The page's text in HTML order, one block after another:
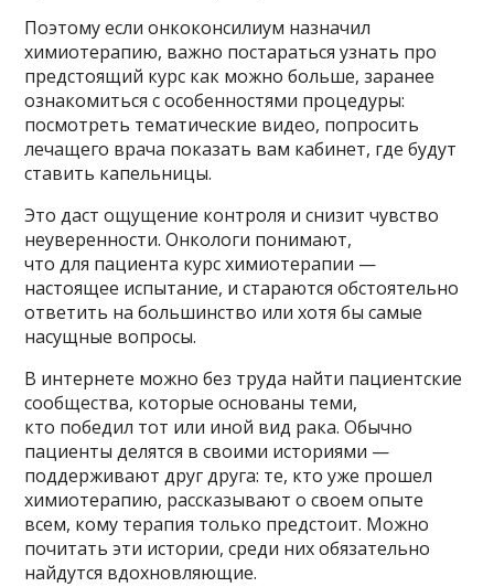
Поэтому если онкоконсилиум назначил
химиотерапию, важно постараться узнать про
предстоящий курс как можно больше, заранее
ознакомиться с особенностями процедуры:
посмотреть тематические видео, попросить
лечащего врача показать вам кабинет, где будут
ставить капельницы.
Это даст ощущение контроля и снизит чувство
неуверенности. Онкологи понимают,
что для пациента курс химиотерапии —
настоящее испытание, и стараются обстоятельно
ответить на большинство или хотя бы самые
насущные вопросы.
В интернете можно без труда найти пациентские
сообщества, которые основаны теми,
кто победил тот или иной вид рака. Обычно
пациенты делятся в своими историями —
поддерживают друг друга: те, кто уже прошел
химиотерапию, рассказывают о своем опыте
всем, кому терапия только предстоит. Можно
почитать эти истории, среди них обязательно
найдутся вдохновляющие.